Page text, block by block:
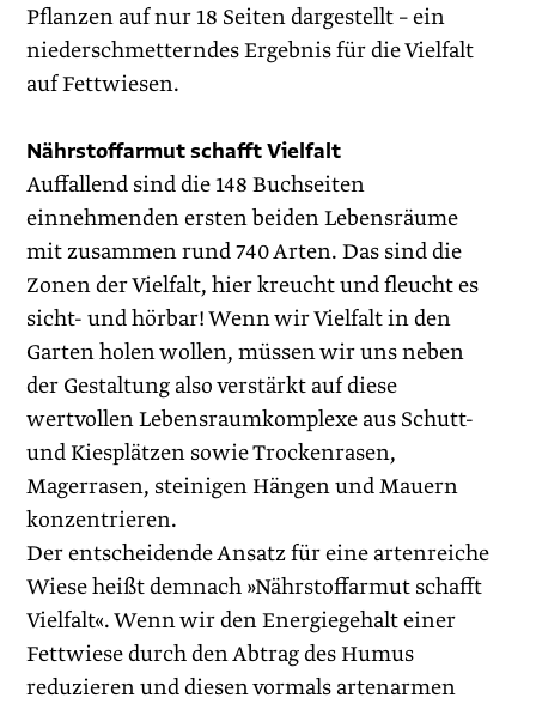
Pflanzen auf nur 18 Seiten dargestellt – ein
niederschmetterndes Ergebnis für die Vielfalt
auf Fettwiesen.
Nährstoffarmut schafft Vielfalt
Auffallend sind die 148 Buchseiten
einnehmenden ersten beiden Lebensräume
mit zusammen rund 740 Arten. Das sind die
Zonen der Vielfalt, hier kreucht und fleucht es
sicht- und hörbar! Wenn wir Vielfalt in den
Garten holen wollen, müssen wir uns neben
der Gestaltung also verstärkt auf diese
wertvollen Lebensraumkomplexe aus Schutt-
und Kiesplätzen sowie Trockenrasen,
Magerrasen, steinigen Hängen und Mauern
konzentrieren.
Der entscheidende Ansatz für eine artenreiche
Wiese heißt demnach »Nährstoffarmut schafft
Vielfalt«. Wenn wir den Energiegehalt einer
Fettwiese durch den Abtrag des Humus
reduzieren und diesen vormals artenarmen